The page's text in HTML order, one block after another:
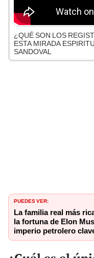
¿QUÉ SON LOS
ESTA MIRADA
SANDOVAL
PUEDES VER:
La familia real más
la fortuna de Elon
imperio petrolero